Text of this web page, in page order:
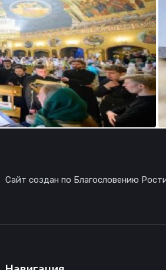
Сайт создан по Благословению